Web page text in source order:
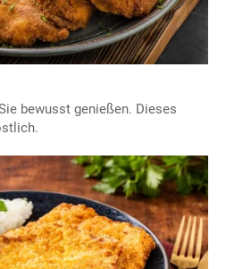
bewusst genießen. Dieses